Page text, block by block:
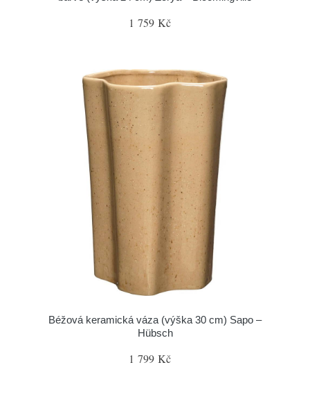
1 759 Kč
Béžová keramická váza (výška 30 cm) Sapo –
Hübsch
1 799 Kč